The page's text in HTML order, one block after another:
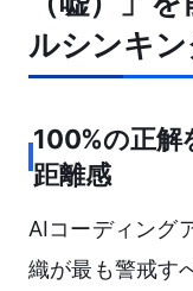
ルシンキ
100%の正解
距離感
AIコーディング
織が最も警戒す